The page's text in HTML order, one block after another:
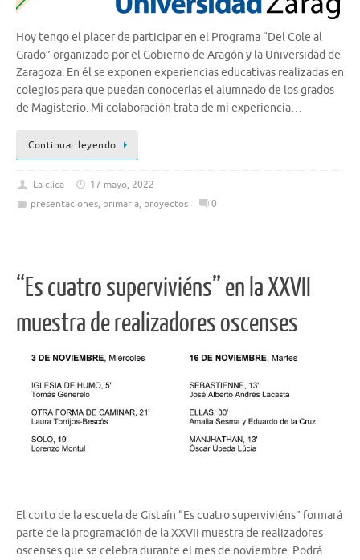
Hoy tengo el placer de participar en el Programa “Del Cole al
Grado” organizado por el Gobierno de Aragón y la Universidad de
Zaragoza. En él se exponen experiencias educativas realizadas en
colegios para que puedan conocerlas el alumnado de los grados
de Magisterio. Mi colaboración trata de mi experiencia…
Continuar leyendo
La clica
17 mayo, 2022
presentaciones, primaria, proyectos 0
“Es cuatro superviviéns” en la XXVII
muestra de realizadores oscenses
El corto de la escuela de Gistaín “Es cuatro superviviéns” formará
parte de la programación de la XXVII muestra de realizadores
oscenses que se celebra durante el mes de noviembre. Podrá